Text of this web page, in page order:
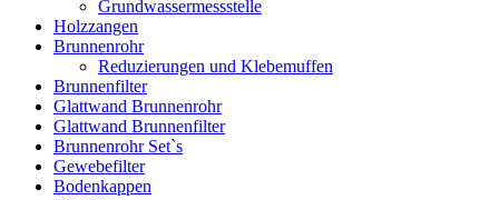
Grundwassermessstelle
Holzzangen
Brunnenrohr
Reduzierungen und Klebemuffen
Brunnenfilter
Glattwand Brunnenrohr
Glattwand Brunnenfilter
Brunnenrohr Set`s
Gewebefilter
Bodenkappen